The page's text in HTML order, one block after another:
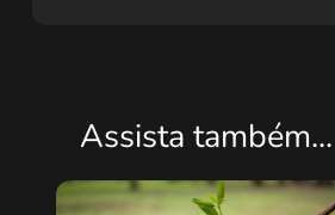
Assista também...